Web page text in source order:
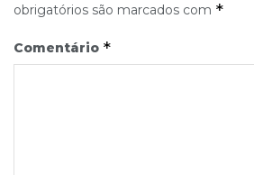
obrigatórios são marcados com *
Comentário *